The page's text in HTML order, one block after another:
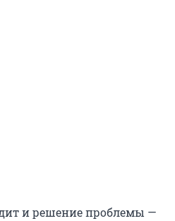
и решение проблемы —